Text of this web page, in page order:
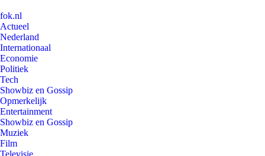
fok.nl
Actueel
Nederland
Internationaal
Economie
Politiek
Tech
Showbiz en Gossip
Opmerkelijk
Entertainment
Showbiz en Gossip
Muziek
Film
Televisie